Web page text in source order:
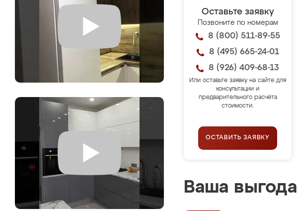
Оставьте заявку
Позвоните по номерам
8 (800) 511-89-55
8 (495) 665-24-01
8 (926) 409-68-13
Или оставьте заявку на сайте для
консультации и
предварительного расчёта
стоимости.
ОСТАВИТЬ ЗАЯВКУ
Ваша